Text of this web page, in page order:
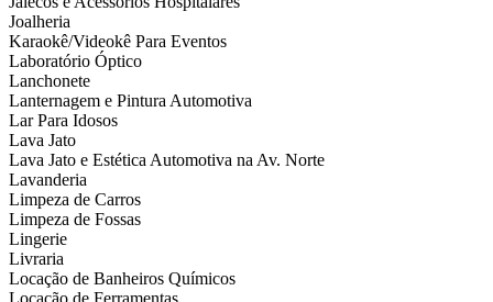
Joalheria
Karaokê/Videokê Para Eventos
Laboratório Óptico
Lanchonete
Lanternagem e Pintura Automotiva
Lar Para Idosos
Lava Jato
Lava Jato e Estética Automotiva na Av. Norte
Lavanderia
Limpeza de Carros
Limpeza de Fossas
Lingerie
Livraria
Locação de Banheiros Químicos